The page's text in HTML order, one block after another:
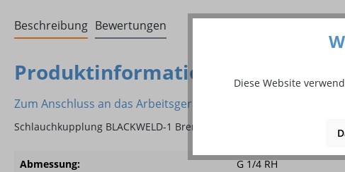
Beschreibung Bewertungen
Produktinformationen
Zum Anschluss an das Arbeitsgerät
Schlauchkupplung BLACKWELD-1 Brenngase/Sauerstoff/Neutrale Gase
Abmessung:
G 1/4 RH
Diese Website